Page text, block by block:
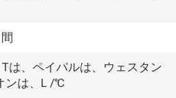
Tは、ペイパルは、ウェスタン
ンは、L /℃